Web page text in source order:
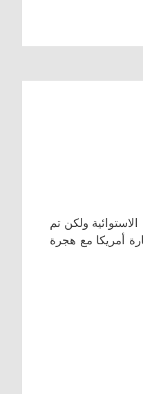
معظمها في آسيا الاستوائية ولكن تم
أمريكا مع هجرة